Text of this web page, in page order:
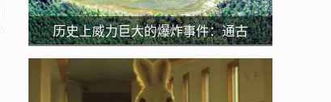
历史上威力巨大的爆炸事件：通古
斯大爆炸等（核爆炸）